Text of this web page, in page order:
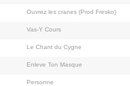
Ouvrez les cranes (Prod Fresko)
Vas-Y Cours
Le Chant du Cygne
Enleve Ton Masque
Personne